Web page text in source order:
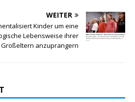
WEITER
Kinder um eine
Lebensweise ihrer
Großeltern anzuprangern